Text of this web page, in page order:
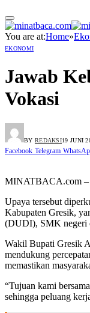
You are at:Home»
EKONOMI
Jawab
Vokasi
BY REDAKSI19 JUNI
Facebook Telegram
MINATBACA.com –
Upaya tersebut
Kabupaten Gresik,
(DUDI), SMK negeri
Wakil Bupati Gresik
mendukung
memastikan
“Tujuan kami
sehingga peluang